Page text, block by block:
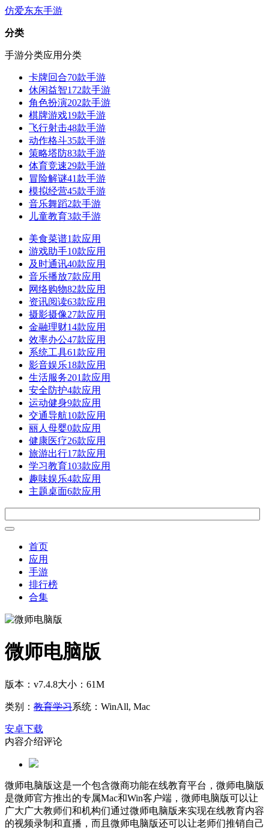
仿爱东东手游
分类
手游分类应用分类
卡牌回合70款手游
休闲益智172款手游
角色扮演202款手游
棋牌游戏19款手游
飞行射击48款手游
动作格斗35款手游
策略塔防83款手游
体育竞速29款手游
冒险解谜41款手游
模拟经营45款手游
音乐舞蹈2款手游
儿童教育3款手游
美食菜谱1款应用
游戏助手10款应用
及时通讯40款应用
音乐播放7款应用
网络购物82款应用
资讯阅读63款应用
摄影摄像27款应用
金融理财14款应用
效率办公47款应用
系统工具61款应用
影音娱乐18款应用
生活服务201款应用
安全防护4款应用
运动健身9款应用
交通导航10款应用
丽人母婴0款应用
健康医疗26款应用
旅游出行17款应用
学习教育103款应用
趣味娱乐4款应用
主题桌面6款应用
首页
应用
手游
排行榜
合集
微师电脑版
版本：v7.4.8大小：61M
类别： 教育学习系统：WinAll, Mac
安卓下载
内容介绍评论
微师电脑版这是一个包含微商功能在线教育平台，微师电脑版
是微师官方推出的专属Mac和Win客户端，微师电脑版可以让
广大广大教师们和机构们通过微师电脑版来实现在线教育内容
的视频录制和直播，而且微师电脑版还可以让老师们推销自己